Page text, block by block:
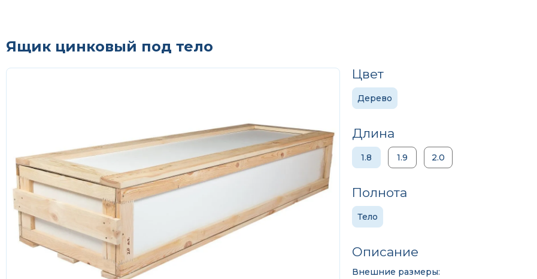
Ящик цинковый под тело
Цвет
Дерево
Длина
1.8 1.9 2.0
Полнота
Тело
Описание
Внешние размеры: